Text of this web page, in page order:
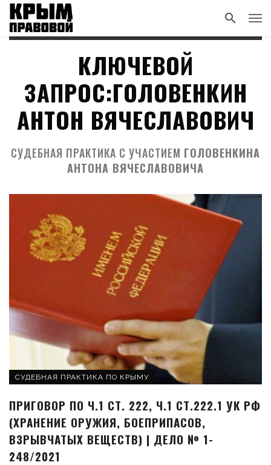
КЛЮЧЕВОЙ
ЗАПРОС:ГОЛОВЕНКИН
АНТОН ВЯЧЕСЛАВОВИЧ
СУДЕБНАЯ ПРАКТИКА С УЧАСТИЕМ ГОЛОВЕНКИНА
АНТОНА ВЯЧЕСЛАВОВИЧА
СУДЕБНАЯ ПРАКТИКА ПО КРЫМУ
ПРИГОВОР ПО Ч.1 СТ. 222, Ч.1 СТ.222.1 УК РФ
(ХРАНЕНИЕ ОРУЖИЯ, БОЕПРИПАСОВ,
ВЗРЫВЧАТЫХ ВЕЩЕСТВ) | ДЕЛО № 1-
248/2021